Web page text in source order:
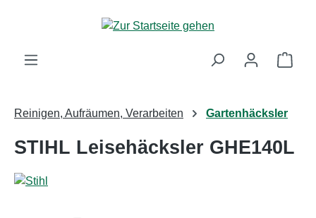
Zum Hauptinhalt springen
Reinigen, Aufräumen, Verarbeiten Gartenhäcksler
STIHL Leisehäcksler GHE140L